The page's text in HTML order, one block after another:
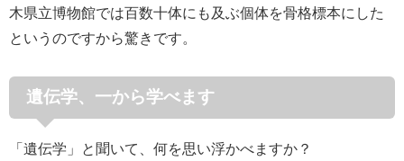
木県立博物館では百数十体にも及ぶ個体を骨格標本にした
というのですから驚きです。
遺伝学、一から学べます
「遺伝学」と聞いて、何を思い浮かべますか？